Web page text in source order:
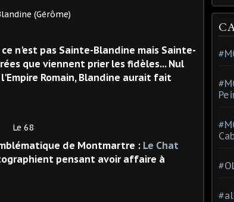
n'est pas Sainte-Blandine mais Sainte-
que viennent prier les fidèles... Nul
Romain, Blandine aurait fait
de Montmartre : Le Chat
pensant avoir affaire à